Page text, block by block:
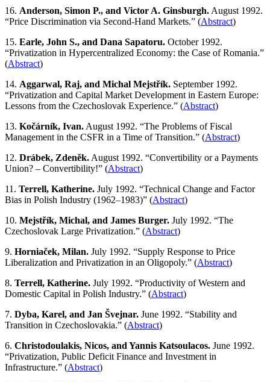
16. Anderson, Simon P., and Victor A. Ginsburgh. August 1992.
“Price Discrimination via Second-Hand Markets.” (Abstract)
15. Earle, John S., and Dana Sapatoru. October 1992.
“Privatization in Hypercentralized Economy: the Case of Romania.”
(Abstract)
14. Aggarwal, Raj, and Michal Mejstřík. September 1992.
“Privatization and Capital Market Development in Eastern Europe:
Lessons from the Czechoslovak Experience.” (Abstract)
13. Kočárník, Ivan. August 1992. “The Problems of Fiscal
Management in the CSFR in a Time of Transition.” (Abstract)
12. Drábek, Zdeněk. August 1992. “Convertibility or a Payments
Union? – Convertibility!” (Abstract)
11. Terrell, Katherine. July 1992. “Technical Change and Factor
Bias in Polish Industry (1962–1983)” (Abstract)
10. Mejstřík, Michal, and James Burger. July 1992. “The
Czechoslovak Large Privatization.” (Abstract)
9. Horniaček, Milan. July 1992. “Supply Response to Price
Liberalization and Privatization in an Oligopoly.” (Abstract)
8. Terrell, Katherine. July 1992. “Productivity of Western and
Domestic Capital in Polish Industry.” (Abstract)
7. Dyba, Karel, and Jan Švejnar. June 1992. “Stability and
Transition in Czechoslovakia.” (Abstract)
6. Christodoulakis, Nicos, and Yannis Katsoulacos. June 1992.
“Privatization, Public Deficit Finance and Investment in
Infrastructure.” (Abstract)